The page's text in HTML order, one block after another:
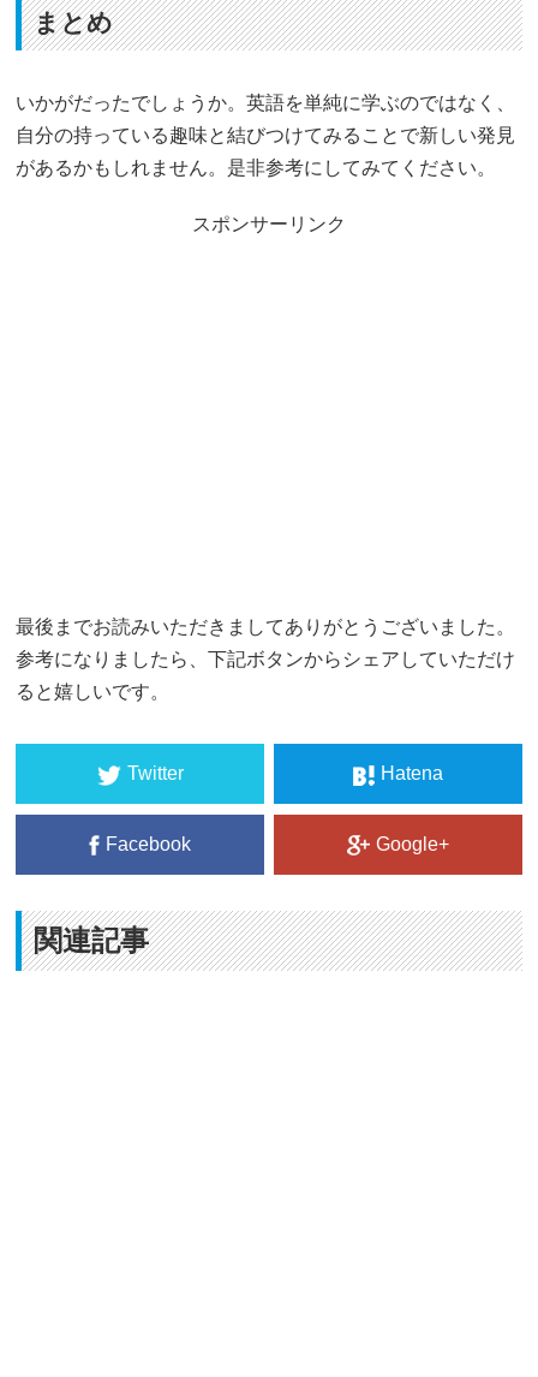
まとめ
いかがだったでしょうか。英語を単純に学ぶのではなく、
自分の持っている趣味と結びつけてみることで新しい発見
があるかもしれません。是非参考にしてみてください。
スポンサーリンク
最後までお読みいただきましてありがとうございました。
参考になりましたら、下記ボタンからシェアしていただけ
ると嬉しいです。
Twitter Hatena
Facebook Google+
関連記事